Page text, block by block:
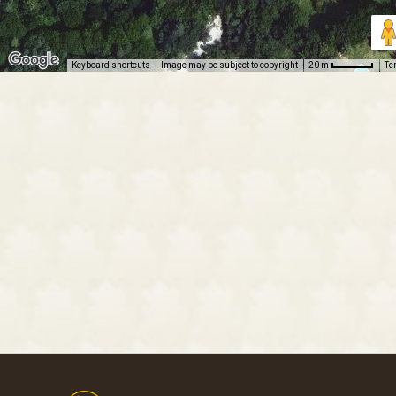
Keyboard shortcuts Image may be subject to copyright 20 m